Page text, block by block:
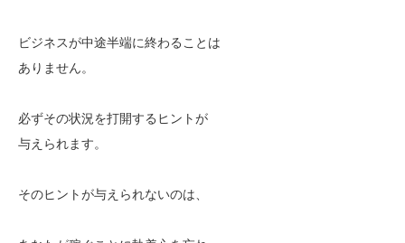
ビジネスが中途半端に終わることは
ありません。
必ずその状況を打開するヒントが
与えられます。
そのヒントが与えられないのは、